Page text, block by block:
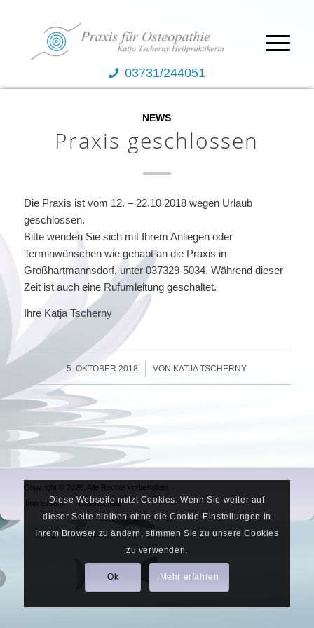
03731/244051
NEWS
Praxis geschlossen
Die Praxis ist vom 12. – 22.10 2018 wegen Urlaub
geschlossen.
Bitte wenden Sie sich mit Ihrem Anliegen oder
Terminwünschen wie gehabt an die Praxis in
Großhartmannsdorf, unter 037329-5034. Während dieser
Zeit ist auch eine Rufumleitung geschaltet.
Ihre Katja Tscherny
5. OKTOBER 2018
/ VON KATJA TSCHERNY
Copyright © 2026. Alle Rechte vorbehalten.
Impressum
Datenschutz
Diese Webseite nutzt Cookies. Wenn Sie weiter auf
dieser Seite bleiben ohne die Cookie-Einstellungen in
Ihrem Browser zu ändern, stimmen Sie zu unsere Cookies
zu verwenden.
Ok Mehr erfahren